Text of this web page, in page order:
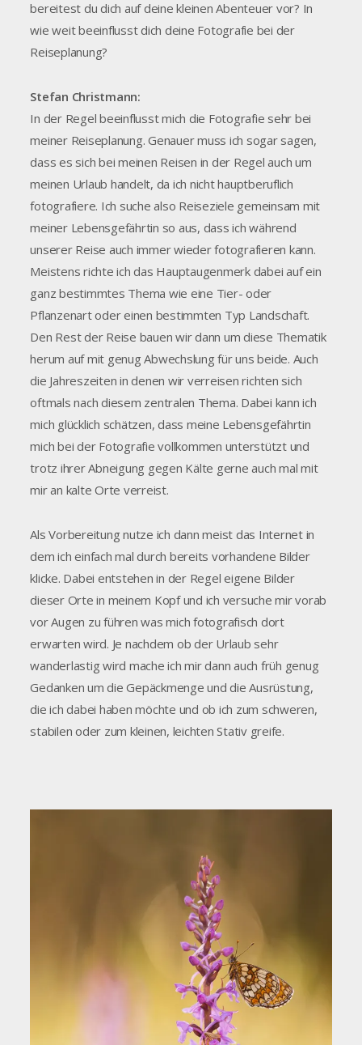
bereitest du dich auf deine kleinen Abenteuer vor? In
wie weit beeinflusst dich deine Fotografie bei der
Reiseplanung?
Stefan Christmann:
In der Regel beeinflusst mich die Fotografie sehr bei
meiner Reiseplanung. Genauer muss ich sogar sagen,
dass es sich bei meinen Reisen in der Regel auch um
meinen Urlaub handelt, da ich nicht hauptberuflich
fotografiere. Ich suche also Reiseziele gemeinsam mit
meiner Lebensgefährtin so aus, dass ich während
unserer Reise auch immer wieder fotografieren kann.
Meistens richte ich das Hauptaugenmerk dabei auf ein
ganz bestimmtes Thema wie eine Tier- oder
Pflanzenart oder einen bestimmten Typ Landschaft.
Den Rest der Reise bauen wir dann um diese Thematik
herum auf mit genug Abwechslung für uns beide. Auch
die Jahreszeiten in denen wir verreisen richten sich
oftmals nach diesem zentralen Thema. Dabei kann ich
mich glücklich schätzen, dass meine Lebensgefährtin
mich bei der Fotografie vollkommen unterstützt und
trotz ihrer Abneigung gegen Kälte gerne auch mal mit
mir an kalte Orte verreist.
Als Vorbereitung nutze ich dann meist das Internet in
dem ich einfach mal durch bereits vorhandene Bilder
klicke. Dabei entstehen in der Regel eigene Bilder
dieser Orte in meinem Kopf und ich versuche mir vorab
vor Augen zu führen was mich fotografisch dort
erwarten wird. Je nachdem ob der Urlaub sehr
wanderlastig wird mache ich mir dann auch früh genug
Gedanken um die Gepäckmenge und die Ausrüstung,
die ich dabei haben möchte und ob ich zum schweren,
stabilen oder zum kleinen, leichten Stativ greife.